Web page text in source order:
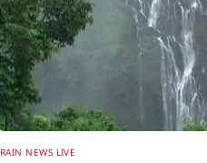
RAIN NEWS LIVE